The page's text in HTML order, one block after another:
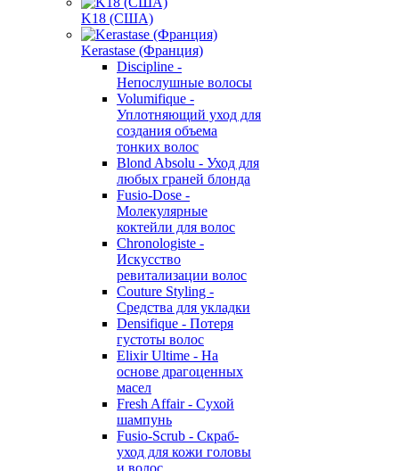
K18 (США)
Kerastase (Франция)
Discipline -
Непослушные волосы
Volumifique -
Уплотняющий уход для
создания объема
тонких волос
Blond Absolu - Уход для
любых граней блонда
Fusio-Dose -
Молекулярные
коктейли для волос
Chronologiste -
Искусство
ревитализации волос
Couture Styling -
Средства для укладки
Densifique - Потеря
густоты волос
Elixir Ultime - На
основе драгоценных
масел
Fresh Affair - Сухой
шампунь
Fusio-Scrub - Скраб-
уход для кожи головы
и волос